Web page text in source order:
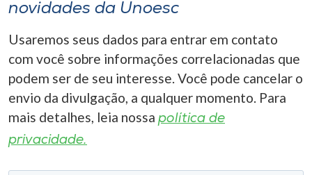
novidades da Unoesc
Usaremos seus dados para entrar em contato
com você sobre informações correlacionadas que
podem ser de seu interesse. Você pode cancelar o
envio da divulgação, a qualquer momento. Para
mais detalhes, leia nossa política de
privacidade.